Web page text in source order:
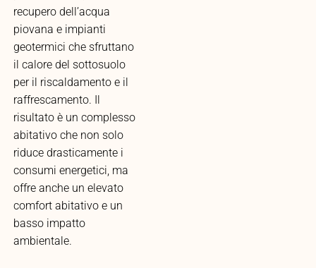
recupero dell’acqua
piovana e impianti
geotermici che sfruttano
il calore del sottosuolo
per il riscaldamento e il
raffrescamento. Il
risultato è un complesso
abitativo che non solo
riduce drasticamente i
consumi energetici, ma
offre anche un elevato
comfort abitativo e un
basso impatto
ambientale.